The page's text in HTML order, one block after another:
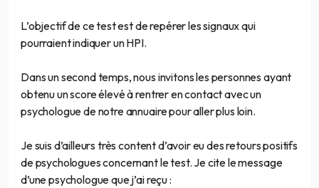
L’objectif de ce test est de repérer les signaux qui
pourraient indiquer un HPI.
Dans un second temps, nous invitons les personnes ayant
obtenu un score élevé à rentrer en contact avec un
psychologue de notre annuaire pour aller plus loin.
Je suis d’ailleurs très content d’avoir eu des retours positifs
de psychologues concernant le test. Je cite le message
d’une psychologue que j’ai reçu :